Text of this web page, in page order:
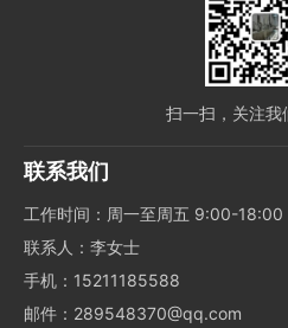
扫一扫，关注我
联系我们
工作时间：周一至周五 9:00-18:00
联系人：李女士
手机：15211185588
邮件：289548370@qq.com